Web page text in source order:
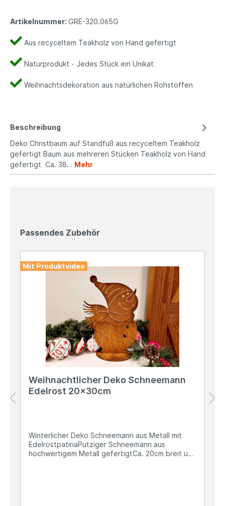
Artikelnummer: GRE-320.065G
Aus recyceltem Teakholz von Hand gefertigt
Naturprodukt - Jedes Stück ein Unikat
Weihnachtsdekoration aus natürlichen Rohstoffen
Beschreibung
Deko Christbaum auf Standfuß aus recyceltem Teakholz
gefertigt Baum aus mehreren Stücken Teakholz von Hand
gefertigt Ca. 38… Mehr
Passendes Zubehör
Mit Produktvideo
Weihnachtlicher Deko Schneemann
Edelrost 20x30cm
Winterlicher Deko Schneemann aus Metall mit
EdelrostpatinaPutziger Schneemann aus
hochwertigem Metall gefertigtCa. 20cm breit und